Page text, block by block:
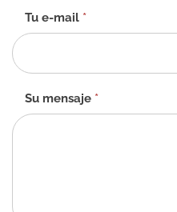
Tu e-mail *
Su mensaje *